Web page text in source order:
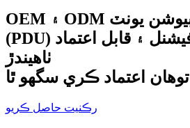
OEM ۽ ODM پاور ڊسٽريبيوشن يونٽ
(PDU) لاءِ هڪ پروفيشنل ۽ قابل اعتماد
ٺاهيندڙ
توهان اعتماد ڪري سگهو ٿا
رڪنيت حاصل ڪريو